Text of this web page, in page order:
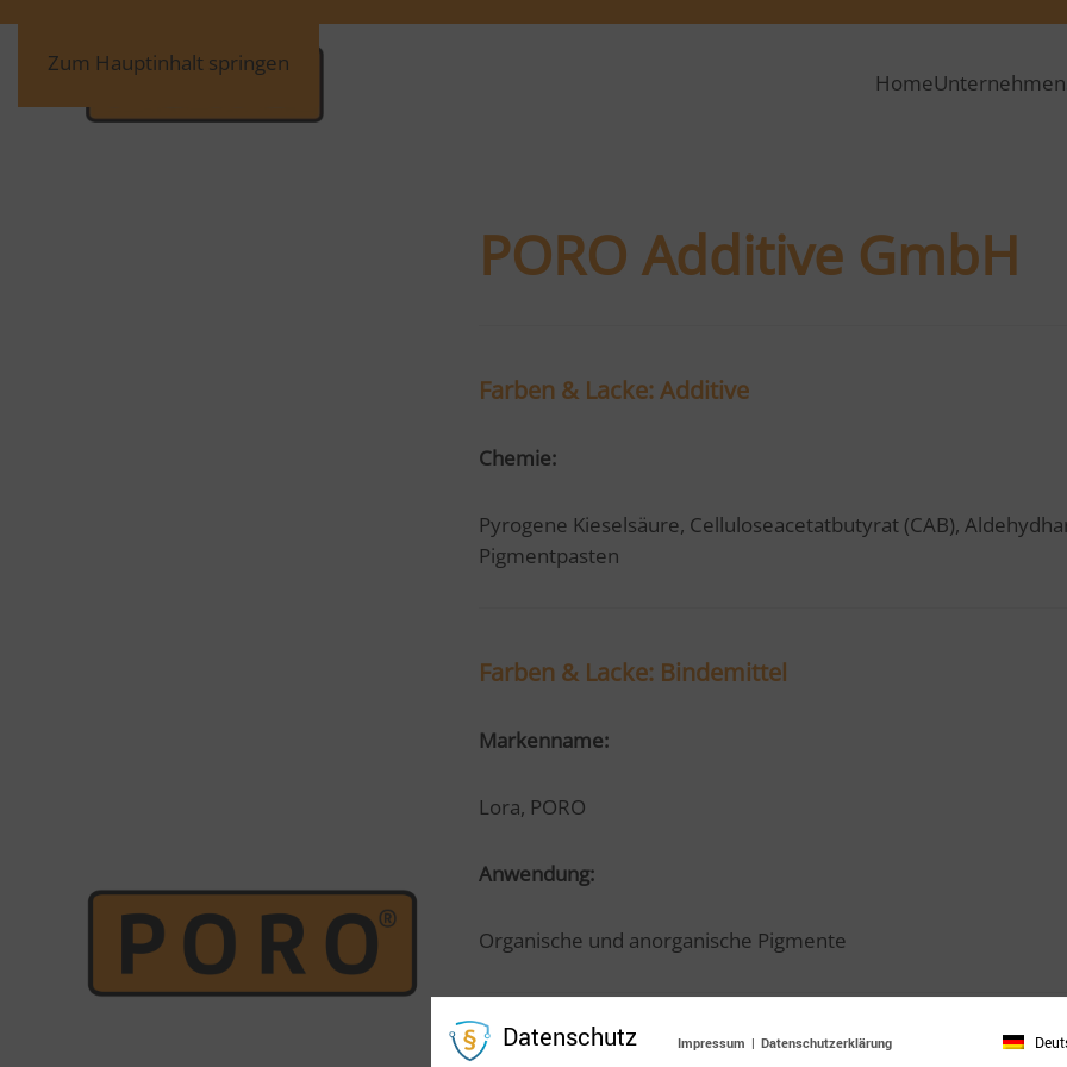
Zum Hauptinhalt springen
HomeUnternehmen
PORO Additive GmbH
Farben & Lacke: Additive
Chemie:
Pyrogene Kieselsäure, Celluloseacetatbutyrat (CAB),
Pigmentpasten
Farben & Lacke: Bindemittel
Markenname:
Lora, PORO
Anwendung:
Organische und anorganische Pigmente
Bauchemie
Datenschutz Impressum | Datenschutzerklärung